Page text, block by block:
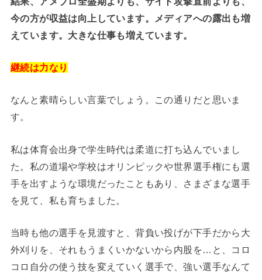
今の方が収益は向上しています。メディアへの露出も増
えています。大きな仕事も増えています。
継続は力なり
なんと素晴らしい言葉でしょう。この通りだと思いま
す。
私は体育会出身で学生時代は柔道に打ち込んでいまし
た。私の道場や学校はオリンピックや世界選手権にも選
手を出すような環境だったこともあり、さまざまな選手
を見て、私も育ちました。
当時も他の選手を見渡すと、背負い投げが下手だから大
外刈りを、それもうまくいかないから内股を…と、コロ
コロ自分の使う技を変えていく選手で、強い選手なんて